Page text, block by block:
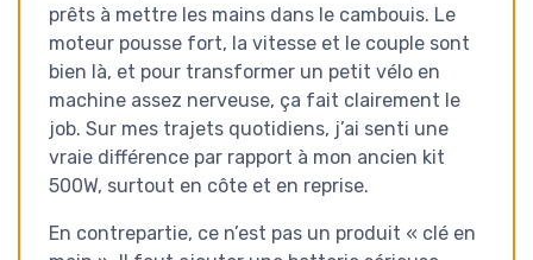
prêts à mettre les mains dans le cambouis. Le
moteur pousse fort, la vitesse et le couple sont
bien là, et pour transformer un petit vélo en
machine assez nerveuse, ça fait clairement le
job. Sur mes trajets quotidiens, j’ai senti une
vraie différence par rapport à mon ancien kit
500W, surtout en côte et en reprise.
En contrepartie, ce n’est pas un produit « clé en